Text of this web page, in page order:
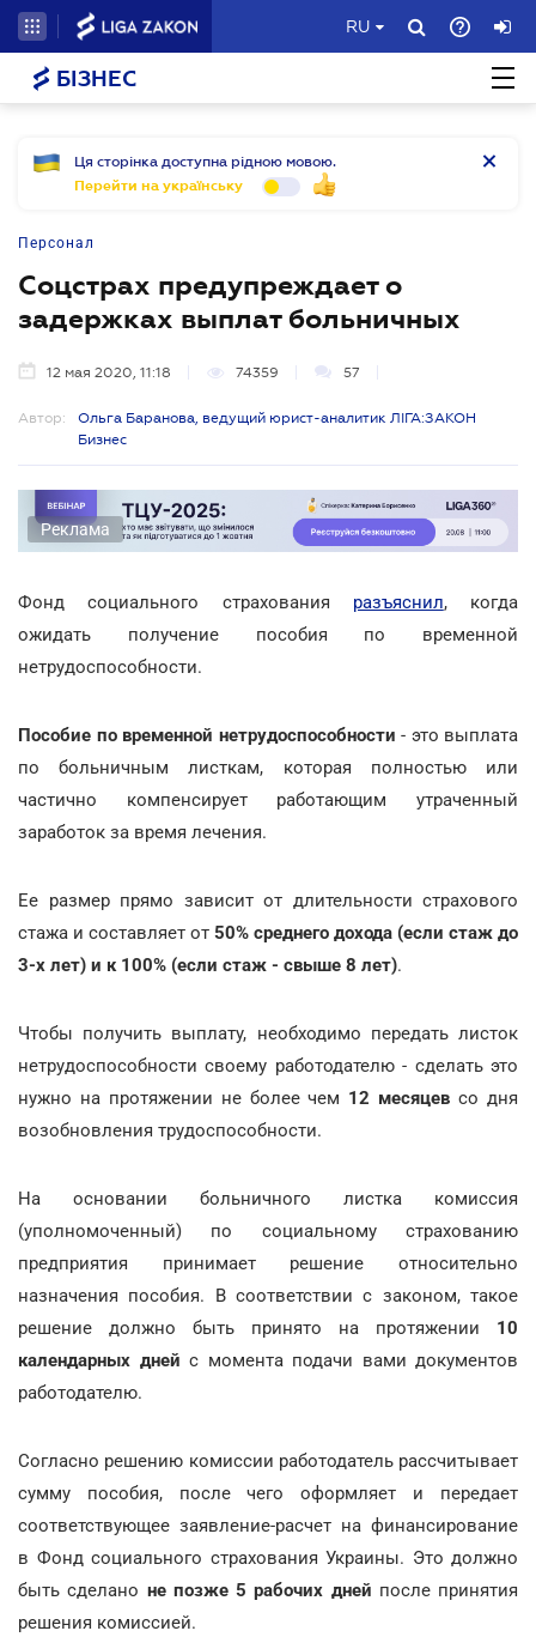
RU
БІЗНЕС
Ця сторінка доступна рідною мовою.
Перейти на українську
Персонал
Соцстрах предупреждает о
задержках выплат больничных
12 мая 2020, 11:18 74359 57
Автор:
Ольга Баранова, ведущий юрист-аналитик ЛІГА:ЗАКОН
Бизнес
Реклама
Фонд социального страхования разъяснил, когда
ожидать получение пособия по временной
нетрудоспособности.
Пособие по временной нетрудоспособности - это выплата
по больничным листкам, которая полностью или
частично компенсирует работающим утраченный
заработок за время лечения.
Ее размер прямо зависит от длительности страхового
стажа и составляет от 50% среднего дохода (если стаж до
3-х лет) и к 100% (если стаж - свыше 8 лет).
Чтобы получить выплату, необходимо передать листок
нетрудоспособности своему работодателю - сделать это
нужно на протяжении не более чем 12 месяцев со дня
возобновления трудоспособности.
На основании больничного листка комиссия
(уполномоченный) по социальному страхованию
предприятия принимает решение относительно
назначения пособия. В соответствии с законом, такое
решение должно быть принято на протяжении 10
календарных дней с момента подачи вами документов
работодателю.
Согласно решению комиссии работодатель рассчитывает
сумму пособия, после чего оформляет и передает
соответствующее заявление-расчет на финансирование
в Фонд социального страхования Украины. Это должно
быть сделано не позже 5 рабочих дней после принятия
решения комиссией.